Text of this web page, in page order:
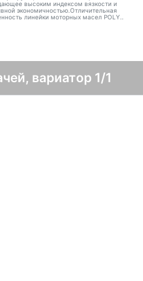
высоким индексом вязкости и
экономичностью.Отличительная
линейки моторных масел POLY..
вариатор 1/1